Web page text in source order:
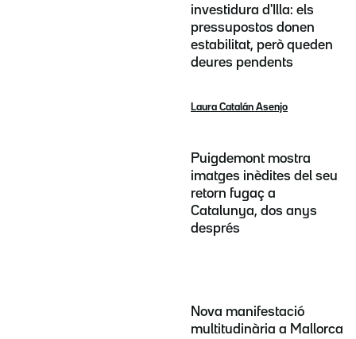
investidura d'Illa: els
pressupostos donen
estabilitat, però queden
deures pendents
Laura Catalán Asenjo
Puigdemont mostra
imatges inèdites del seu
retorn fugaç a
Catalunya, dos anys
després
Nova manifestació
multitudinària a Mallorca